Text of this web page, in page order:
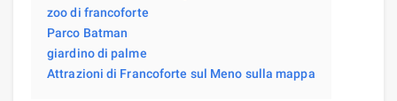
zoo di francoforte
Parco Batman
giardino di palme
Attrazioni di Francoforte sul Meno sulla mappa